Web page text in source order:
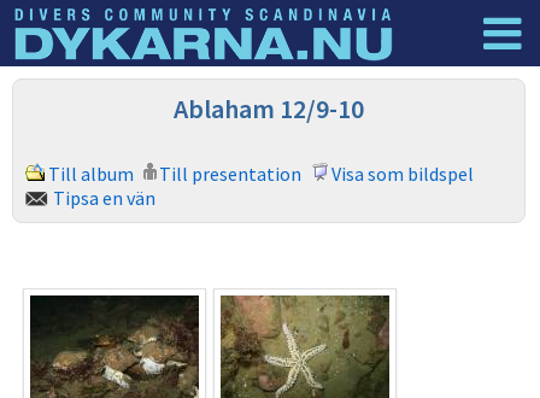
Dyknyheter Ablaham 12/9-10
Till album Till presentation
Visa som bildspel
Tipsa en vän